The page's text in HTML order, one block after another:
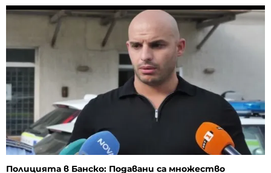
Полицията в Банско: Подавани са множество